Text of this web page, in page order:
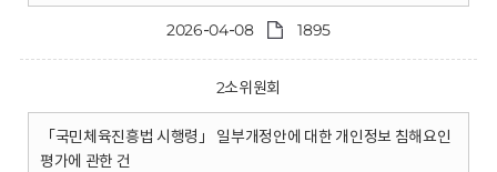
2026-04-08 1895
2소위원회
「국민체육진흥법 시행령」 일부개정안에 대한 개인정보 침해요인
평가에 관한 건